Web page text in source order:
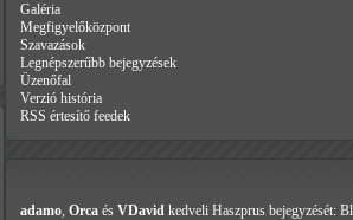
Galéria
Megfigyelőközpont
Szavazások
Legnépszerűbb bejegyzések
Üzenőfal
Verzió história
RSS értesítő feedek
adamo, Orca és VDavid kedveli Haszprus bejegyzését: